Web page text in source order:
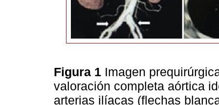
Figura 1 Imagen
valoración completa aórtica
arterias ilíacas (flechas